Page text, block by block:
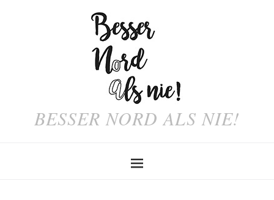
BESSER NORD ALS NIE!